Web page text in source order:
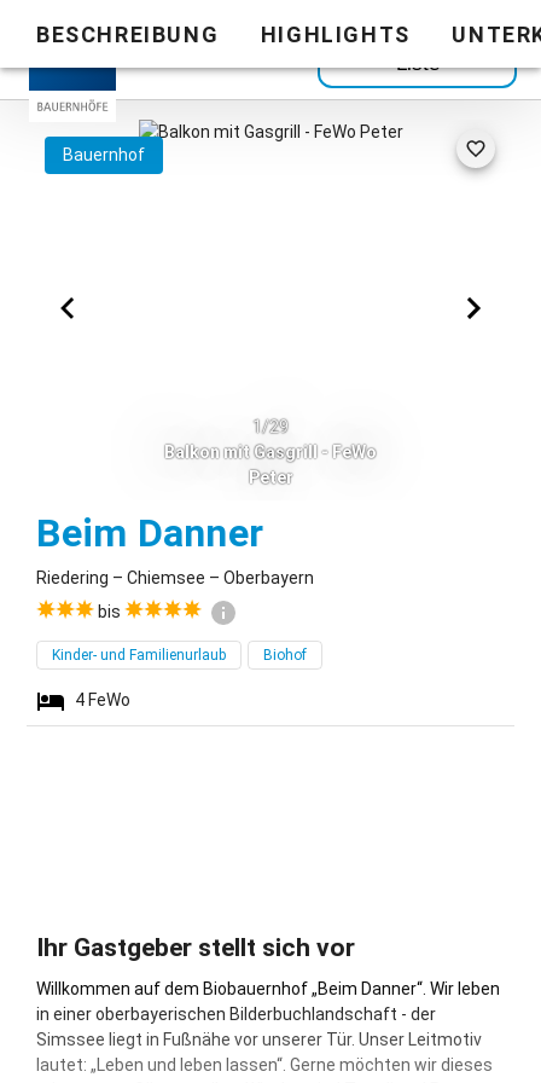
Zurück zur
Liste
BESCHREIBUNG HIGHLIGHTS
Bauernhof
1/29
Balkon mit Gasgrill - FeWo
Peter
Beim DannerRiedering
Riedering – Chiemsee – Oberbayern
bis
Kinder- und Familienurlaub Biohof
4 FeWo
Ihr Gastgeber stellt sich vor
Willkommen auf dem Biobauernhof „Beim Danner“. Wir leben
in einer oberbayerischen Bilderbuchlandschaft - der
Simssee liegt in Fußnähe vor unserer Tür. Unser Leitmotiv
lautet: „Leben und leben lassen“. Gerne möchten wir dieses